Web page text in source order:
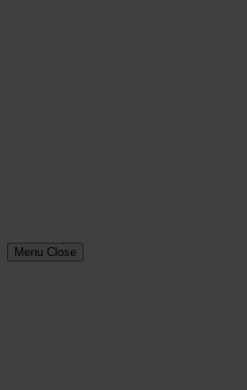
Menu Close